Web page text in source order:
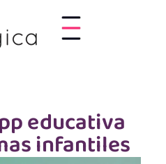
educativa
infantiles